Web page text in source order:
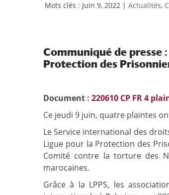
Juin 9, 2022 | Actualités,
Communiqué de presse
Protection des
Document : 220610 CP FR 4
Ce jeudi 9 juin, quatre plaintes
Le Service international des
Ligue pour la Protection des
Comité contre la torture des
marocaines.
Grâce à la LPPS, les